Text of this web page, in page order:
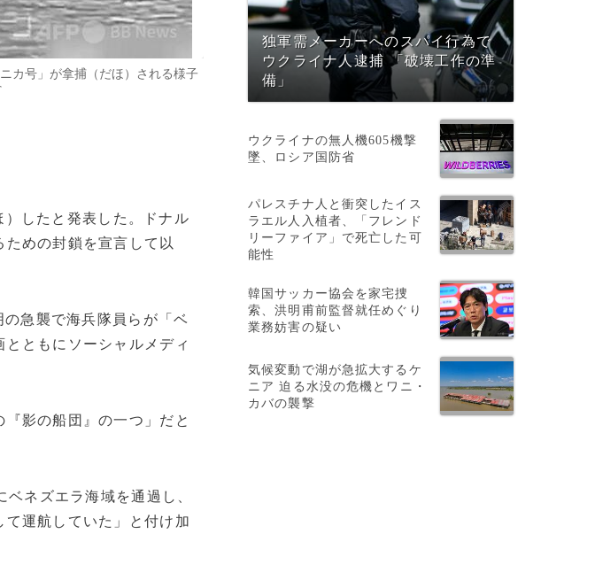
カ号」が拿捕（だほ）される様子
）したと発表した。ドナル
めの封鎖を宣言して以
急襲で海兵隊員らが「ベ
ともにソーシャルメディ
影の船団』の一つ」だと
ネズエラ海域を通過し、
て運航していた」と付け加
独軍需メーカーへのスパイ行為で
ウクライナ人逮捕 「破壊工作の準
備」
ウクライナの無人機605機撃
墜、ロシア国防省
パレスチナ人と衝突したイス
ラエル人入植者、「フレンド
リーファイア」で死亡した可
能性
韓国サッカー協会を家宅捜
索、洪明甫前監督就任めぐり
業務妨害の疑い
気候変動で湖が急拡大するケ
ニア 迫る水没の危機とワニ・
カバの襲撃